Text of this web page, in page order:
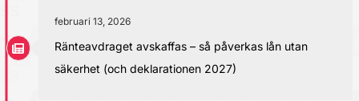
februari 13, 2026
Ränteavdraget avskaffas – så påverkas lån utan
säkerhet (och deklarationen 2027)